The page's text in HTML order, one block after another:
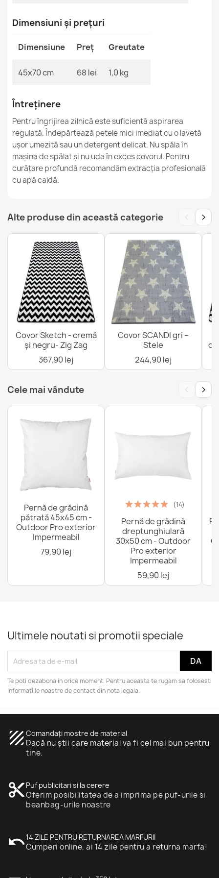
67,90 lej
67,90 lej
Covor BH 222 Pietre argintiu
67,90 lej
Preşpapat Welcome BH 224W Argintiu
67,90 lej
Covor BH 225 Grilă maro
67,90 lej
Dimensiuni și prețuri
Dimensiune Preț Greutate
45x70 cm 68 lei 1,0 kg
Întreținere
Pentru îngrijirea zilnică este suficientă aspirarea
regulată. Îndepărtează petele mici imediat cu o lavetă
ușor umezită sau un detergent delicat. Nu spăla în
mașina de spălat și nu uda în exces covorul. Pentru
curățare profundă recomandăm extracția profesională
cu apă caldă.
Alte produse din această categorie ‹ ›
Covor Sketch - cremă
și negru- Zig Zag
367,90 lej
Covor SCANDI gri –
Stele
244,90 lej
Cele mai vândute ‹ ›
Pernă de grădină
pătrată 45x45 cm -
Outdoor Pro exterior
Impermeabil
79,90 lej
(14)
Pernă de grădină
dreptunghiulară
30x50 cm - Outdoor
Pro exterior
Impermeabil
59,90 lej
Ultimele noutati si promotii speciale
Te poti dezabona in orice moment. Pentru aceasta te rugam sa folosesti
informatiile noastre de contact din nota legala.
texture Comandați mostre de material
Dacă nu știi care material va fi cel mai bun pentru
tine.
content_cut Puf publicitari si la cerere
Oferim posibilitatea de a imprima pe puf-urile si
beanbag-urile noastre
undo14 ZILE PENTRU RETURNAREA MARFURII
Cumperi online, ai 14 zile pentru a returna marfa!